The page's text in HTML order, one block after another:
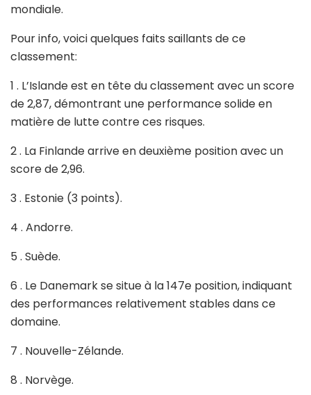
mondiale.
Pour info, voici quelques faits saillants de ce
classement:
1 . L’Islande est en tête du classement avec un score
de 2,87, démontrant une performance solide en
matière de lutte contre ces risques.
2 . La Finlande arrive en deuxième position avec un
score de 2,96.
3 . Estonie (3 points).
4 . Andorre.
5 . Suède.
6 . Le Danemark se situe à la 147e position, indiquant
des performances relativement stables dans ce
domaine.
7 . Nouvelle-Zélande.
8 . Norvège.